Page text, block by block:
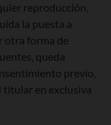
reproducción,
la puesta a
otra forma de
queda
previo,
titular en exclusiva